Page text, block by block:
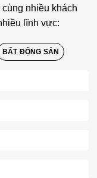
nhiều khách
lĩnh vực:
BẤT ĐỘNG SẢN